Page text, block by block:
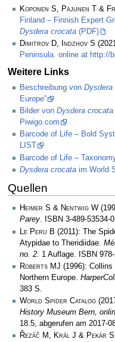
Koponen S, Pajunen T &
Finland – Finnish Expert
Dysdera crocata (PDF)
Dimitrov D, Indzhov S
Peninsula. online at http://
Weitere Links
Beschreibung von Dysdera
Europe”
Bilder von Dysdera crocata
Piwigo.com
Barcode of Life – Bold
LIST
Barcode of Life –
Dysdera crocata im World
Quellen
Heimer S & Nentwig W
Parey. ISBN 3-489-53534-
Le Peru B (2011): The
Atypidae to Theridiidae.
no. 2 . 1 Auflage. ISBN
Roberts MJ (1996):
Northern Europe.
383 S.
World Spider Catalog
History Museum Bern,
18.5, abgerufen am 2017-
Řezáč M, Král J & Pekár S